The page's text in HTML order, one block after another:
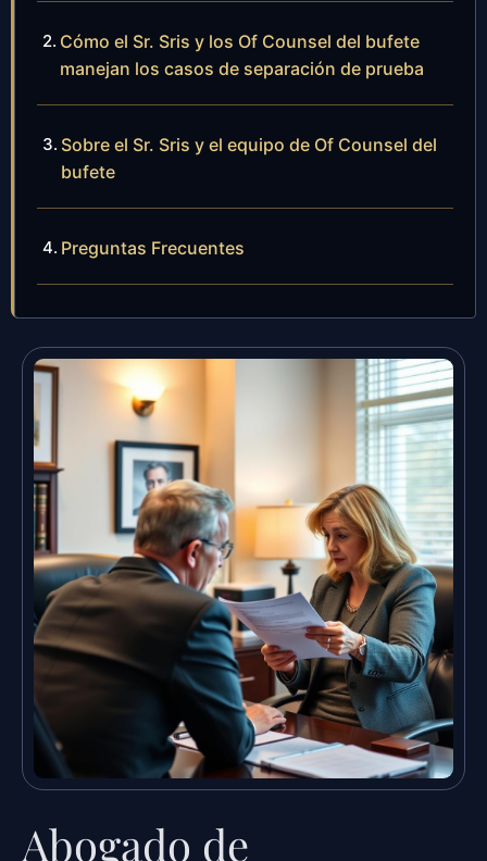
Cómo el Sr. Sris y los Of Counsel del bufete
manejan los casos de separación de prueba
Sobre el Sr. Sris y el equipo de Of Counsel del
bufete
Preguntas Frecuentes
Abogado de